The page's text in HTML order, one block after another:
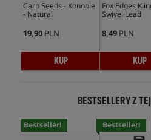
Carp Seeds - Konopie
- Natural
19,90 PLN
KUP
Fox Edges
Swivel Lead
8,49 PLN
KUP
BESTSELLERY Z
Bestseller! Bestseller!